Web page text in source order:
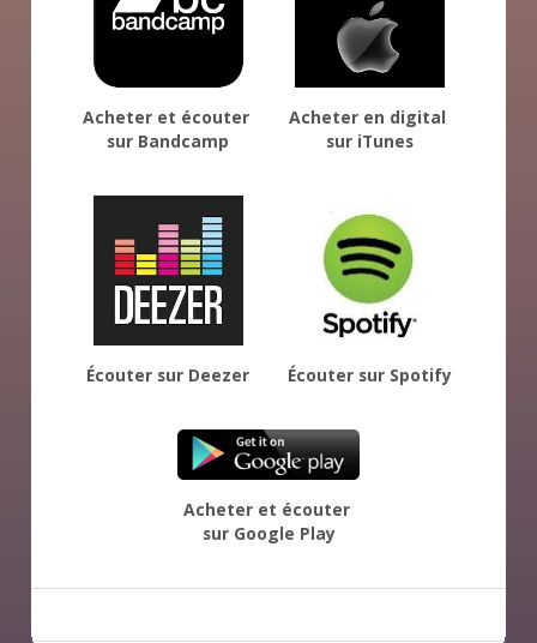
Acheter et écouter
sur Bandcamp
Acheter en digital
sur iTunes
Écouter sur Deezer Écouter sur Spotify
Acheter et écouter
sur Google Play